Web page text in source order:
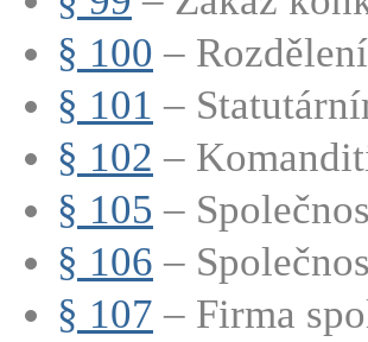
§ 100 –
§ 101 –
§ 102 –
§ 105 –
§ 106 –
§ 107 – Firma